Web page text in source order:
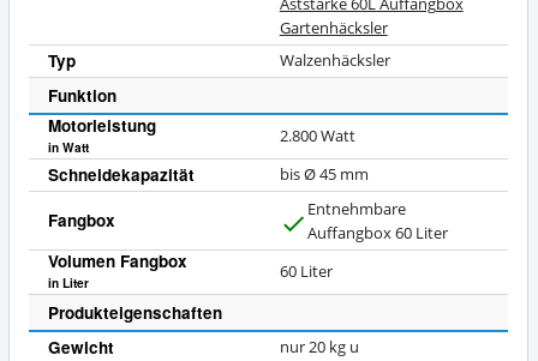
Aststärke 60L Auffangbox
Gartenhäcksler
Typ Walzenhäcksler
Funktion
Motorleistung
in Watt
2.800 Watt
Schneidekapazität bis Ø 45 mm
Fangbox
a
Entnehmbare
Auffangbox 60 Liter
Volumen Fangbox
in Liter
60 Liter
Produkteigenschaften
Gewicht
nur 20 kg u